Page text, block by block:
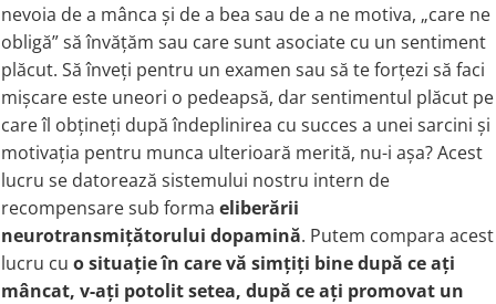
nevoia de a mânca și de a bea sau de a ne motiva, „care ne
obligă” să învățăm sau care sunt asociate cu un sentiment
plăcut. Să înveți pentru un examen sau să te forțezi să faci
mișcare este uneori o pedeapsă, dar sentimentul plăcut pe
care îl obțineți după îndeplinirea cu succes a unei sarcini și
motivația pentru munca ulterioară merită, nu-i așa? Acest
lucru se datorează sistemului nostru intern de
recompensare sub forma eliberării
neurotransmițătorului dopamină. Putem compara acest
lucru cu o situație în care vă simțiți bine după ce ați
mâncat, v-ați potolit setea, după ce ați promovat un